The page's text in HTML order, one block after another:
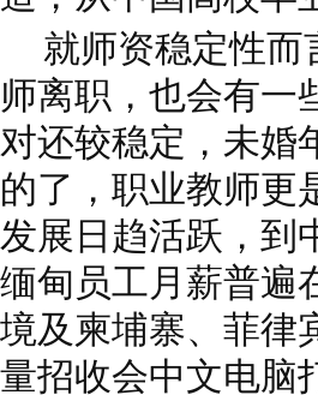
就师资稳定性而
师离职，也会有一
对还较稳定，未婚
的了，职业教师更
发展日趋活跃，到
缅甸员工月薪普遍
境及柬埔寨、菲律
量招收会中文电脑